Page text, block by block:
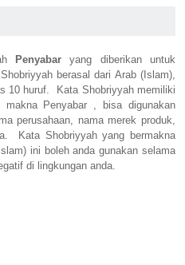
Penyabaryang diberikan untuk
berasal dari Arab (Islam),
10 huruf. Kata Shobriyyah memiliki
makna Penyabar , bisa digunakan
perusahaan, nama merek produk,
Kata Shobriyyah yang bermakna
ini boleh anda gunakan selama
di lingkungan anda.